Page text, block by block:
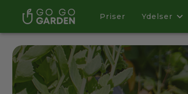
Priser Ydelser